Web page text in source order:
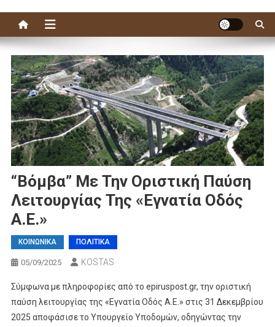
“Βόμβα” Με Την Οριστική Παύση
Λειτουργίας Της «Εγνατία Οδός
Α.Ε.»
ΚΟΙΝΩΝΙΚΑ ΠΟΛΙΤΙΚΑ
05/09/2025 KOSTAS
Σύμφωνα με πληροφορίες από το epiruspost.gr, την οριστική
παύση λειτουργίας της «Εγνατία Οδός Α.Ε.» στις 31 Δεκεμβρίου
2025 αποφάσισε το Υπουργείο Υποδομών, οδηγώντας την